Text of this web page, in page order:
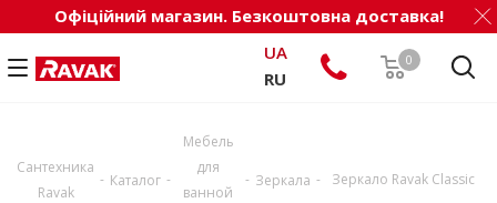
Офіційний магазин. Безкоштовна доставка!
0
UA
RU
Сантехника
Ravak
- Каталог -
Мебель
для
ванной
- Зеркала - Зеркало Ravak Classic